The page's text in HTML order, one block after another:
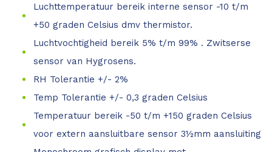
Luchttemperatuur bereik interne sensor -10 t/m
+50 graden Celsius dmv thermistor.
Luchtvochtigheid bereik 5% t/m 99% . Zwitserse
sensor van Hygrosens.
RH Tolerantie +/- 2%
Temp Tolerantie +/- 0,3 graden Celsius
Temperatuur bereik -50 t/m +150 graden Celsius
voor extern aansluitbare sensor 3½mm aansluiting